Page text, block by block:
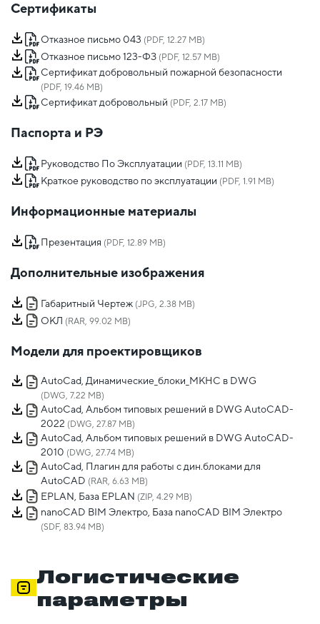
Сертификаты
Отказное письмо 043 (PDF, 12.27 MB)
Отказное письмо 123-ФЗ (PDF, 12.57 MB)
Сертификат добровольный пожарной безопасности
(PDF, 19.46 MB)
Сертификат добровольный (PDF, 2.17 MB)
Паспорта и РЭ
Руководство По Эксплуатации (PDF, 13.11 MB)
Краткое руководство по эксплуатации (PDF, 1.91 MB)
Информационные материалы
Презентация (PDF, 12.89 MB)
Дополнительные изображения
Габаритный Чертеж (JPG, 2.38 MB)
ОКЛ (RAR, 99.02 MB)
Модели для проектировщиков
AutoCad, Динамические_блоки_МКНС в DWG
(DWG, 7.22 MB)
AutoCad, Альбом типовых решений в DWG AutoCAD-
2022 (DWG, 27.87 MB)
AutoCad, Альбом типовых решений в DWG AutoCAD-
2010 (DWG, 27.74 MB)
AutoCad, Плагин для работы с дин.блоками для
AutoCAD (RAR, 6.63 MB)
EPLAN, База EPLAN (ZIP, 4.29 MB)
nanoCAD BIM Электро, База nanoCAD BIM Электро
(SDF, 83.94 MB)
Логистические
параметры